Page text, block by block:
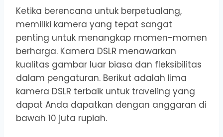
Ketika berencana untuk berpetualang,
memiliki kamera yang tepat sangat
penting untuk menangkap momen-momen
berharga. Kamera DSLR menawarkan
kualitas gambar luar biasa dan fleksibilitas
dalam pengaturan. Berikut adalah lima
kamera DSLR terbaik untuk traveling yang
dapat Anda dapatkan dengan anggaran di
bawah 10 juta rupiah.